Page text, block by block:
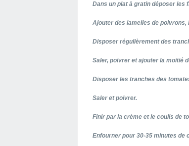
Dans un plat à gratin déposer les
Ajouter des lamelles de poivrons,
Disposer régulièrement des
Saler, poivrer et ajouter la moitié
Disposer les tranches des
Saler et poivrer.
Finir par la crème et le coulis de
Enfourner pour 30-35 minutes de